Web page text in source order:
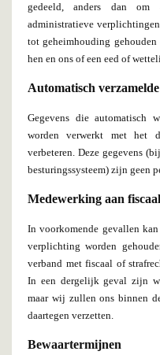
gedeeld, anders dan om
administratieve
tot geheimhouding gehouden
hen en ons of een eed of
Automatisch verzamelde
Gegevens die automatisch
worden verwerkt met het
verbeteren. Deze gegevens
besturingssysteem) zijn geen
Medewerking aan
In voorkomende gevallen
verplichting worden
verband met fiscaal of
In een dergelijk geval zijn
maar wij zullen ons binnen
daartegen verzetten.
Bewaartermijnen